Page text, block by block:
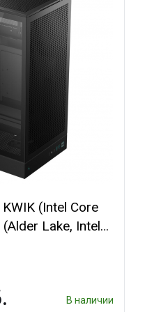
(Intel Core
Lake, Intel
64 ГБ ОЗУ/ Ninja
В наличии